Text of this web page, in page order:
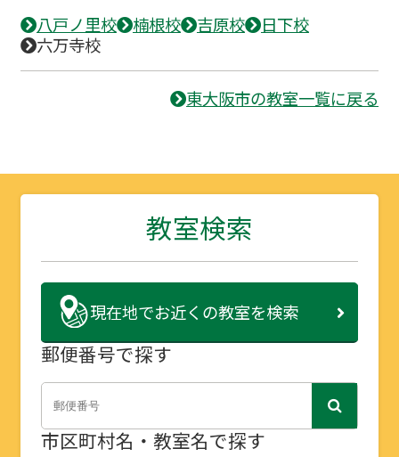
八戸ノ里校 楠根校 吉原校
日下校
六万寺校
東大阪市の教室一覧に戻る
教室検索
現在地でお近くの教室を検索
郵便番号で探す
市区町村名・教室名で探す